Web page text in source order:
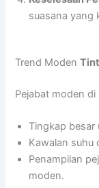
suasana yang
Trend Moden
Pejabat moden
Tingkap besar
Kawalan suhu
Penampilan
moden.